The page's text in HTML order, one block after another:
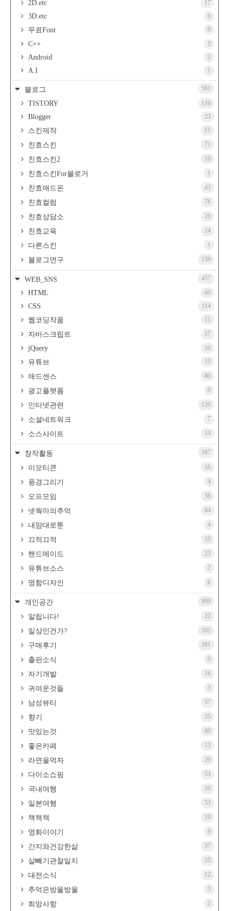
2D.etc 17
3D.etc 6
무료Font 9
C++ 2
Android 2
A.I 1
블로그 561
TISTORY 116
Blogger 23
스킨제작 11
친효스킨 71
친효스킨2 10
친효스킨For블로거 1
친효애드온 43
친효컬럼 76
친효상담소 26
친효교육 24
다른스킨 1
블로그연구 159
WEB_SNS 457
HTML 60
CSS 114
웹코딩작품 11
자바스크립트 17
jQuery 10
유튜브 15
애드센스 80
광고플랫폼 9
인터넷관련 120
소셜네트워크 7
소스사이트 14
창작활동 187
이모티콘 16
풍경그리기 4
오프모임 38
넷웍마의추억 84
내맘대로툰 4
끄적끄적 10
핸드메이드 23
유튜브소스 2
명함디자인 6
개인공간 909
알립니다! 22
일상인건가? 102
구매후기 181
출판소식 9
자기개발 16
귀여운것들 3
남성뷰티 57
향기 25
맛있는것 89
좋은카페 13
라면을먹자 20
다이소쇼핑 53
국내여행 10
일본여행 53
책책책 19
영화이야기 9
간지와건강한삶 37
살빼기관찰일지 25
대전소식 12
추억은방울방울 5
희망사항 2